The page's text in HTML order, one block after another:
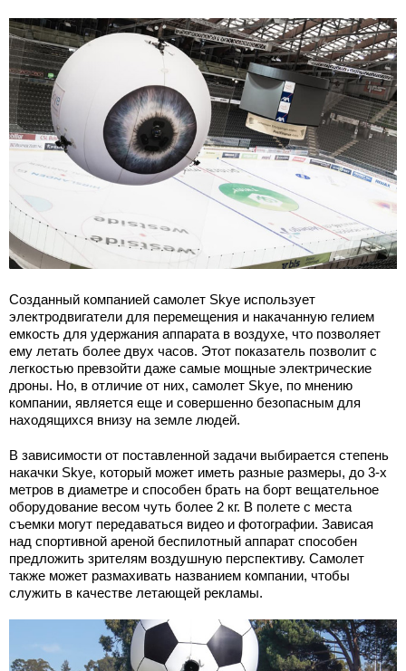
Созданный компанией самолет Skye использует
электродвигатели для перемещения и накачанную гелием
емкость для удержания аппарата в воздухе, что позволяет
ему летать более двух часов. Этот показатель позволит с
легкостью превзойти даже самые мощные электрические
дроны. Но, в отличие от них, самолет Skye, по мнению
компании, является еще и совершенно безопасным для
находящихся внизу на земле людей.
В зависимости от поставленной задачи выбирается степень
накачки Skye, который может иметь разные размеры, до 3-х
метров в диаметре и способен брать на борт вещательное
оборудование весом чуть более 2 кг. В полете с места
съемки могут передаваться видео и фотографии. Зависая
над спортивной ареной беспилотный аппарат способен
предложить зрителям воздушную перспективу. Самолет
также может размахивать названием компании, чтобы
служить в качестве летающей рекламы.